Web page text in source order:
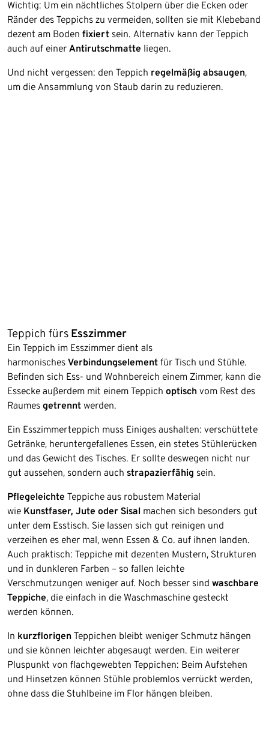
Wichtig: Um ein nächtliches Stolpern über die Ecken oder
Ränder des Teppichs zu vermeiden, sollten sie mit Klebeband
dezent am Boden fixiert sein. Alternativ kann der Teppich
auch auf einer Antirutschmatte liegen.
Und nicht vergessen: den Teppich regelmäßig absaugen,
um die Ansammlung von Staub darin zu reduzieren.
Teppich fürs Esszimmer
Ein Teppich im Esszimmer dient als
harmonisches Verbindungselement für Tisch und Stühle.
Befinden sich Ess- und Wohnbereich einem Zimmer, kann die
Essecke außerdem mit einem Teppich optisch vom Rest des
Raumes getrennt werden.
Ein Esszimmerteppich muss Einiges aushalten: verschüttete
Getränke, heruntergefallenes Essen, ein stetes Stühlerücken
und das Gewicht des Tisches. Er sollte deswegen nicht nur
gut aussehen, sondern auch strapazierfähig sein.
Pflegeleichte Teppiche aus robustem Material
wie Kunstfaser, Jute oder Sisal machen sich besonders gut
unter dem Esstisch. Sie lassen sich gut reinigen und
verzeihen es eher mal, wenn Essen & Co. auf ihnen landen.
Auch praktisch: Teppiche mit dezenten Mustern, Strukturen
und in dunkleren Farben – so fallen leichte
Verschmutzungen weniger auf. Noch besser sind waschbare
Teppiche, die einfach in die Waschmaschine gesteckt
werden können.
In kurzflorigen Teppichen bleibt weniger Schmutz hängen
und sie können leichter abgesaugt werden. Ein weiterer
Pluspunkt von flachgewebten Teppichen: Beim Aufstehen
und Hinsetzen können Stühle problemlos verrückt werden,
ohne dass die Stuhlbeine im Flor hängen bleiben.